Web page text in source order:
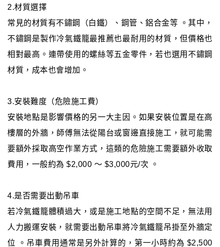
2.材質選擇
常見的材質有不鏽鋼（白鐵）、鋼管、鋁合金等 。其中，
不鏽鋼是製作冷氣鐵籠最推薦也最耐用的材質，但價格也
相對最高。連帶使用的螺絲等五金零件，若也選用不鏽鋼
材質，成本也會增加。
3.安裝難度（危險施工費）
安裝地點是影響價格的另一大主因。如果安裝位置是在高
樓層的外牆，師傅無法從陽台或窗邊直接施工，就可能需
要額外採取高空作業方式，這類的危險施工需要額外收取
費用，一般約為 $2,000 ～ $3,000元/次 。
4.是否需要出動吊車
若冷氣鐵籠體積過大，或是施工地點的空間不足，無法用
人力搬運安裝，就需要出動吊車將冷氣鐵籠吊掛至外牆定
位 。吊車費用通常是另外計算的，第一小時約為 $2,500